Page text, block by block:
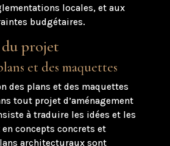
locales, et aux
budgétaires.
projet
et des maquettes
des plans et des maquettes
tout projet d’aménagement
à traduire les idées et les
concepts concrets et
architecturaux sont